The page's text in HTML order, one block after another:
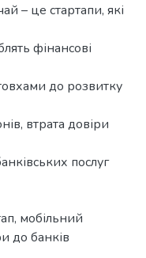
– це стартапи, які
фінансові
до розвитку
втрата довіри
послуг
, мобільний
до банків